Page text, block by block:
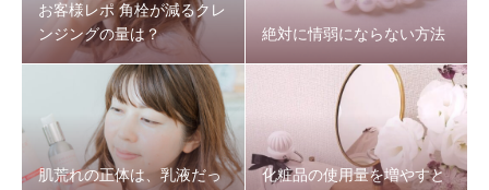
お客様レポ 角栓が減るクレ
ンジングの量は？
絶対に情弱にならない方法
肌荒れの正体は、乳液だっ
化粧品の使用量を増やすと